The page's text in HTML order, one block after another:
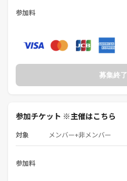
参加料
募集終了
参加チケット ※主催はこちら
対象 メンバー+非メンバー
参加料